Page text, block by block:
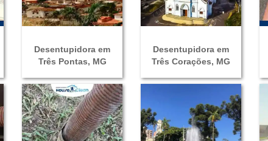
Desentupidora em
Três Pontas, MG
Desentupidora em
Três Corações, MG